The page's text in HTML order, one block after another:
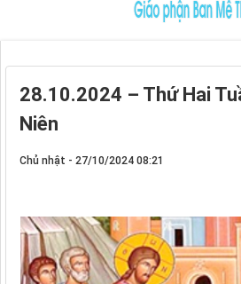
28.10.2024 – Thứ Hai
Niên
Chủ nhật - 27/10/2024 08:21